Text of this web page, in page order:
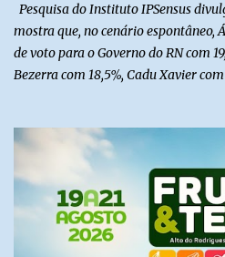
Pesquisa do Instituto IPSensus
mostra que, no cenário espontâneo,
de voto para o Governo do RN com
Bezerra com 18,5%, Cadu Xavier
do Norte entre os dias 18 e 22 de
possui margem de erro de 2,5
confiança de 95%. Registro no TSE: